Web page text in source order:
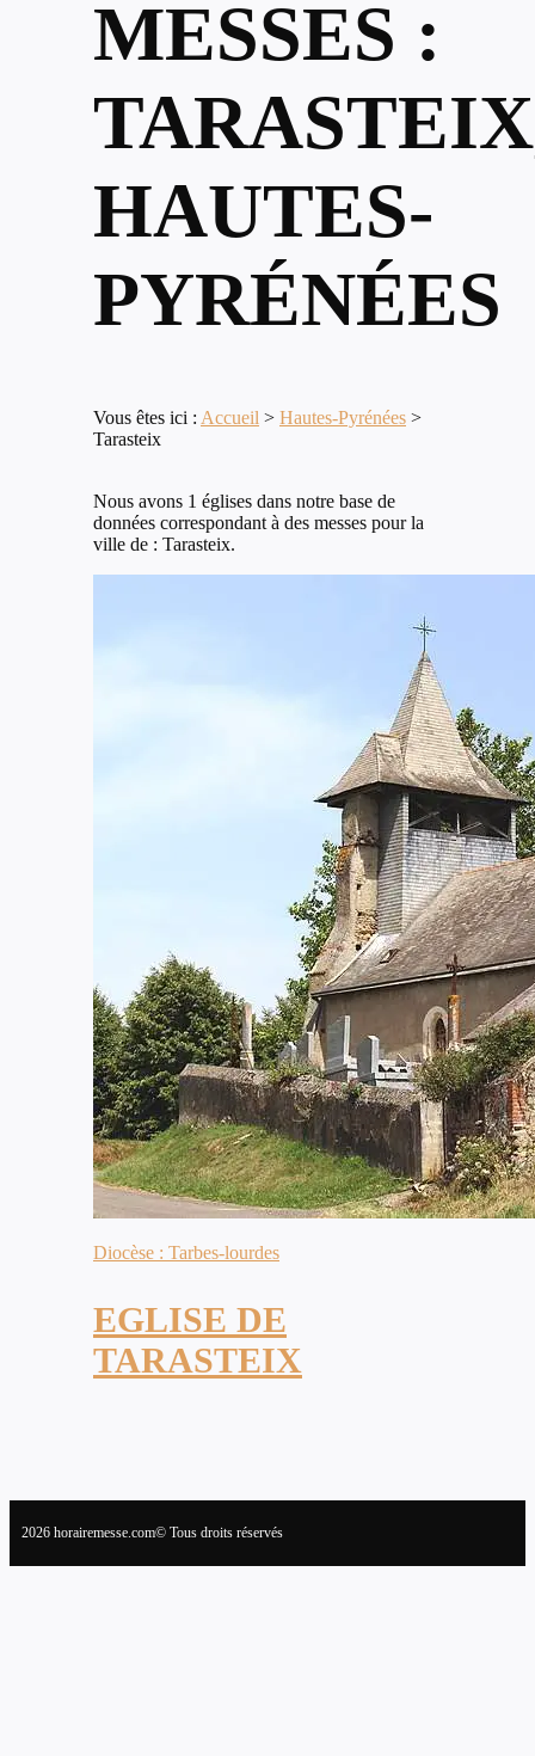
MESSES :
HAUTES-
PYRÉNÉES
Vous êtes ici : Accueil > Hautes-Pyrénées >
Tarasteix
Nous avons 1 églises dans notre base de
données correspondant à des messes pour la
ville de : Tarasteix.
Diocèse : Tarbes-lourdes
EGLISE DE
TARASTEIX
2026 horairemesse.com© Tous droits réservés